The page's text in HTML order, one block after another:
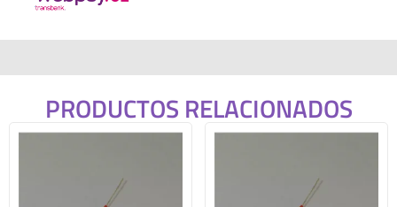
PRODUCTOS RELACIONADOS